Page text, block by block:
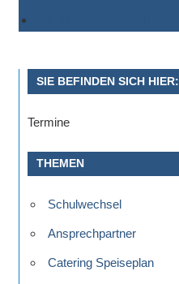
SIE BEFINDEN SICH HIER:
Termine
THEMEN
Schulwechsel
Ansprechpartner
Catering Speiseplan